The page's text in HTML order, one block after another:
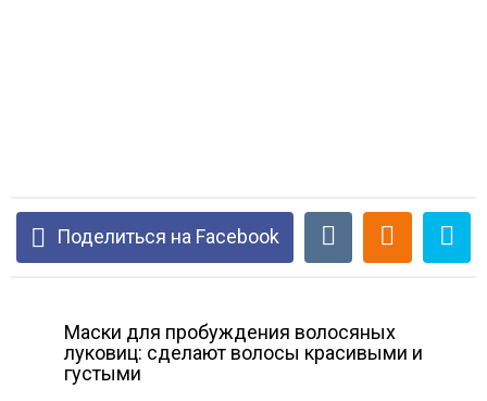
Поделиться на Facebook
Маски для пробуждения волосяных
луковиц: сделают волосы красивыми и
густыми